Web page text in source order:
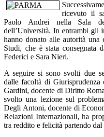
ricevuto il
Paolo Andrei nella Sala
dell’Università. In entrambi
hanno donato alle autorità
Studi, che è stata consegnata
Federici e Sara Nieri.
A seguire si sono svolti due
dalle facoltà di
Gardini, docente di Diritto
svolto una lezione sul
Degli Antoni, docente di
Relazioni Internazionali, ha
tra reddito e felicità partendo dal